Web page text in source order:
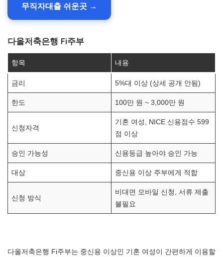
무직자대출 쉬운곳 →
다올저축은행 Fi주부
항목 내용
금리 5%대 이상 (상세 공개 안됨)
한도 100만 원 ~ 3,000만 원
신청자격
기혼 여성, NICE 신용점수 599
점 이상
승인 가능성 신용등급 높아야 승인 가능
대상 중신용 이상 주부에게 적합
신청 방식
비대면 모바일 신청, 서류 제출
불필요
다올저축은행 Fi주부는 중신용 이상인 기혼 여성이 간편하게 이용할